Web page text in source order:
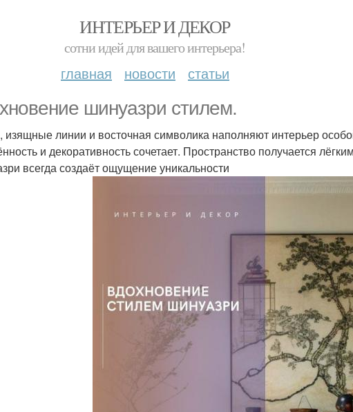
ИНТЕРЬЕР И ДЕКОР
сотни идей для вашего интерьера!
главная новости статьи
шинуазри стилем.
изящные линии и восточная символика наполняют интерьер
и декоративность сочетает. Пространство получается
всегда создаёт ощущение уникальности